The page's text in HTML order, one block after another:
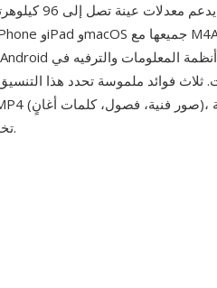
إلى 96 كيلوهرتز وعمق بت يصل إلى 24 بت. التكامل مع منظومة
ثلاث فوائد ملموسة تحدد هذا
تخدم سير العمل بفقدان وبدون فقدان على حد سواء.